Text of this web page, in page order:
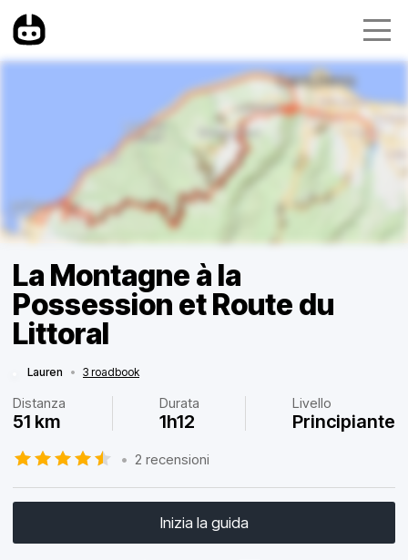
La Montagne à la
Possession et Route du
Littoral
Lauren • 3 roadbook
Distanza
51 km
Durata
1h12
Livello
Principiante
• 2 recensioni
Inizia la guida